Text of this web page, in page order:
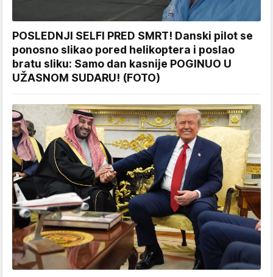
POSLEDNJI SELFI PRED SMRT! Danski pilot se
ponosno slikao pored helikoptera i poslao
bratu sliku: Samo dan kasnije POGINUO U
UŽASNOM SUDARU! (FOTO)